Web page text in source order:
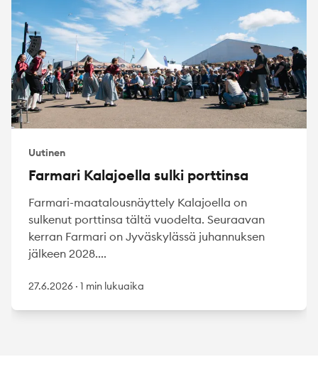
Uutinen
Farmari Kalajoella sulki porttinsa
Farmari-maatalousnäyttely Kalajoella on
sulkenut porttinsa tältä vuodelta. Seuraavan
kerran Farmari on Jyväskylässä juhannuksen
jälkeen 2028....
27.6.2026 · 1 min lukuaika